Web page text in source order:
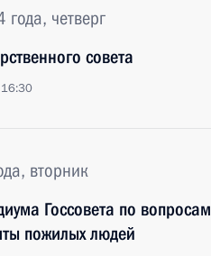
четверг
совета
16:30
вторник
Госсовета по
пожилых людей